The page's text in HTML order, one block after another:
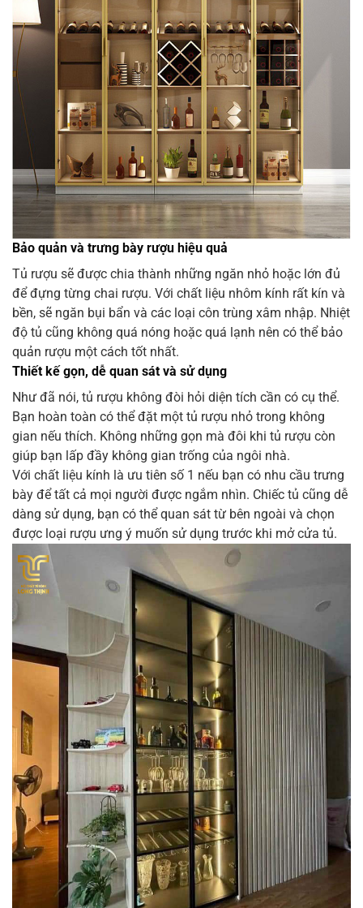
Bảo quản và trưng bày rượu hiệu quả
Tủ rượu sẽ được chia thành những ngăn nhỏ hoặc lớn đủ
để đựng từng chai rượu. Với chất liệu nhôm kính rất kín và
bền, sẽ ngăn bụi bẩn và các loại côn trùng xâm nhập. Nhiệt
độ tủ cũng không quá nóng hoặc quá lạnh nên có thể bảo
quản rượu một cách tốt nhất.
Thiết kế gọn, dễ quan sát và sử dụng
Như đã nói, tủ rượu không đòi hỏi diện tích cần có cụ thể.
Bạn hoàn toàn có thể đặt một tủ rượu nhỏ trong không
gian nếu thích. Không những gọn mà đôi khi tủ rượu còn
giúp bạn lấp đầy không gian trống của ngôi nhà.
Với chất liệu kính là ưu tiên số 1 nếu bạn có nhu cầu trưng
bày để tất cả mọi người được ngắm nhìn. Chiếc tủ cũng dễ
dàng sử dụng, bạn có thể quan sát từ bên ngoài và chọn
được loại rượu ưng ý muốn sử dụng trước khi mở cửa tủ.